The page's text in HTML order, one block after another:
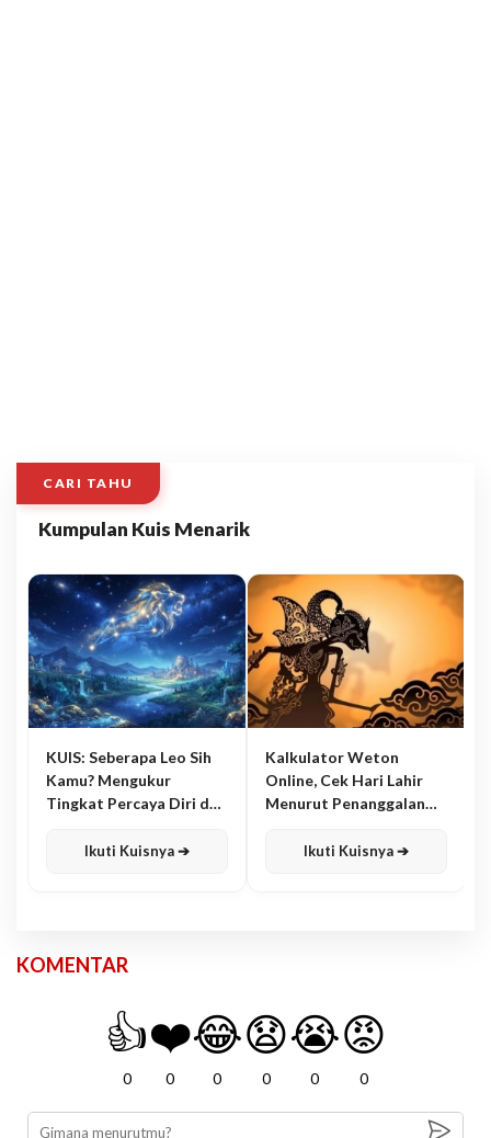
CARI TAHU
Kumpulan Kuis Menarik
KUIS: Seberapa Leo Sih
Kamu? Mengukur
Tingkat Percaya Diri dan
Ikuti Kuisnya ➔
Kalkulator Weton
Online, Cek Hari Lahir
Menurut Penanggalan
Ikuti Kuisnya ➔
KOMENTAR
👍
0
❤️
0
😂
0
😧
0
😭
0
😡
0